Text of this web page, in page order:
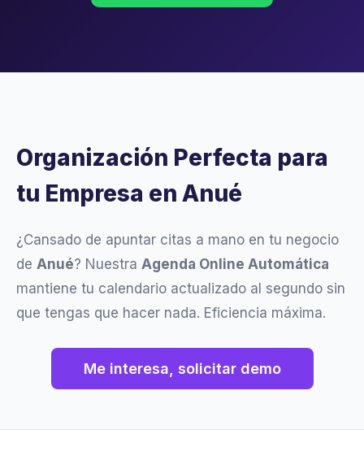
Organización Perfecta para
tu Empresa en Anué
¿Cansado de apuntar citas a mano en tu negocio
de Anué? Nuestra Agenda Online Automática
mantiene tu calendario actualizado al segundo sin
que tengas que hacer nada. Eficiencia máxima.
Me interesa, solicitar demo